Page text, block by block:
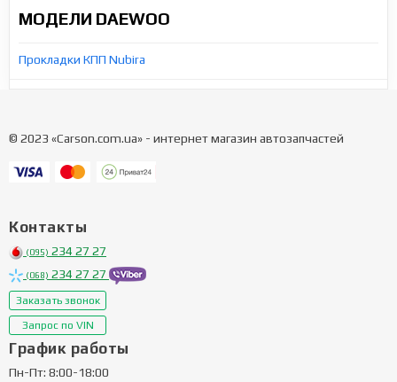
МОДЕЛИ DAEWOO
Прокладки КПП Nubira
© 2023 «Carson.com.ua» - интернет магазин автозапчастей
Контакты
(095) 234 27 27
(068) 234 27 27
Заказать звонок
Запрос по VIN
График работы
Пн-Пт: 8:00-18:00